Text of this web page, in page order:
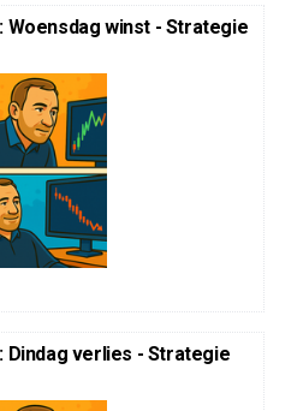
Woensdag winst - Strategie
Dindag verlies - Strategie